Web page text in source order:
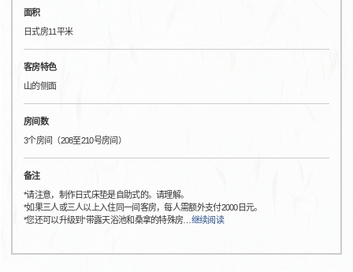
面积
日式房11平米
客房特色
山的侧面
房间数
3个房间（208至210号房间）
备注
*请注意，制作日式床垫是自助式的。请理解。
*如果三人或三人以上入住同一间客房，每人需额外支付2000日元。
*您还可以升级到“带露天浴池和桑拿的特殊房
继续阅读